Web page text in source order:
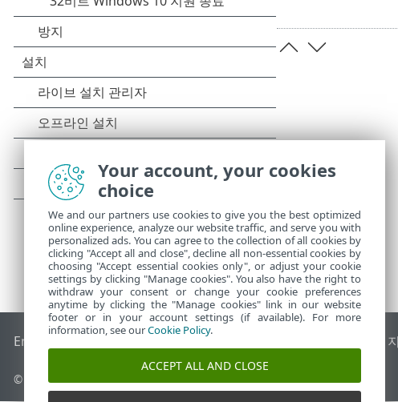
End of Life ESET 지식 베이스 ESET 포럼 국가별
© 1992 - 2026 ESET, spol. s r.o. - All rights reserved.
Your account, your cookies
choice
We and our partners use cookies to give you the best optimized
online experience, analyze our website traffic, and serve you with
personalized ads. You can agree to the collection of all cookies by
clicking "Accept all and close", decline all non-essential cookies by
choosing "Accept essential cookies only", or adjust your cookie
settings by clicking "Manage cookies". You also have the right to
withdraw your consent or change your cookie preferences
anytime by clicking the "Manage cookies" link in our website
footer or in your account settings (if available). For more
information, see ourCookie Policy.
ACCEPT ALL AND CLOSE